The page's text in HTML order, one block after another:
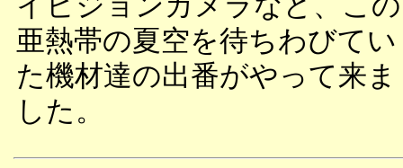
亜熱帯の夏空を待ちわびてい
た機材達の出番がやって来ま
した。